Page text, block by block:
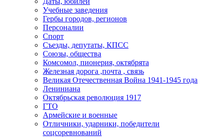
Учебные заведения
Гербы городов, регионов
Персоналии
Спорт
Съезды, депутаты, КПСС
Союзы, общества
Комсомол, пионерия, октябрята
Железная дорога ,почта , связь
Великая Отечественная Война 1941-1945 года
Лениниана
Октябрьская революция 1917
ГТО
Армейские и военные
Отличники, ударники, победители
соцсоревнований